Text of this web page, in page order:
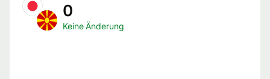
0
Keine Änderung